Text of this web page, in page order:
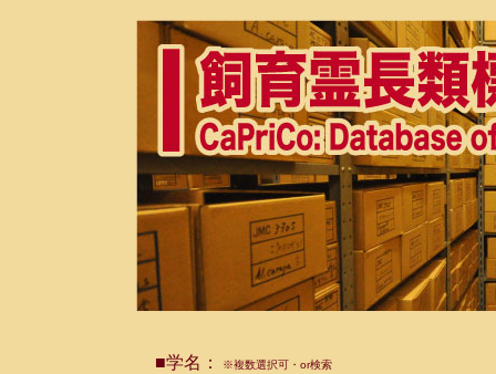
■学名： ※複数選択可・or検索